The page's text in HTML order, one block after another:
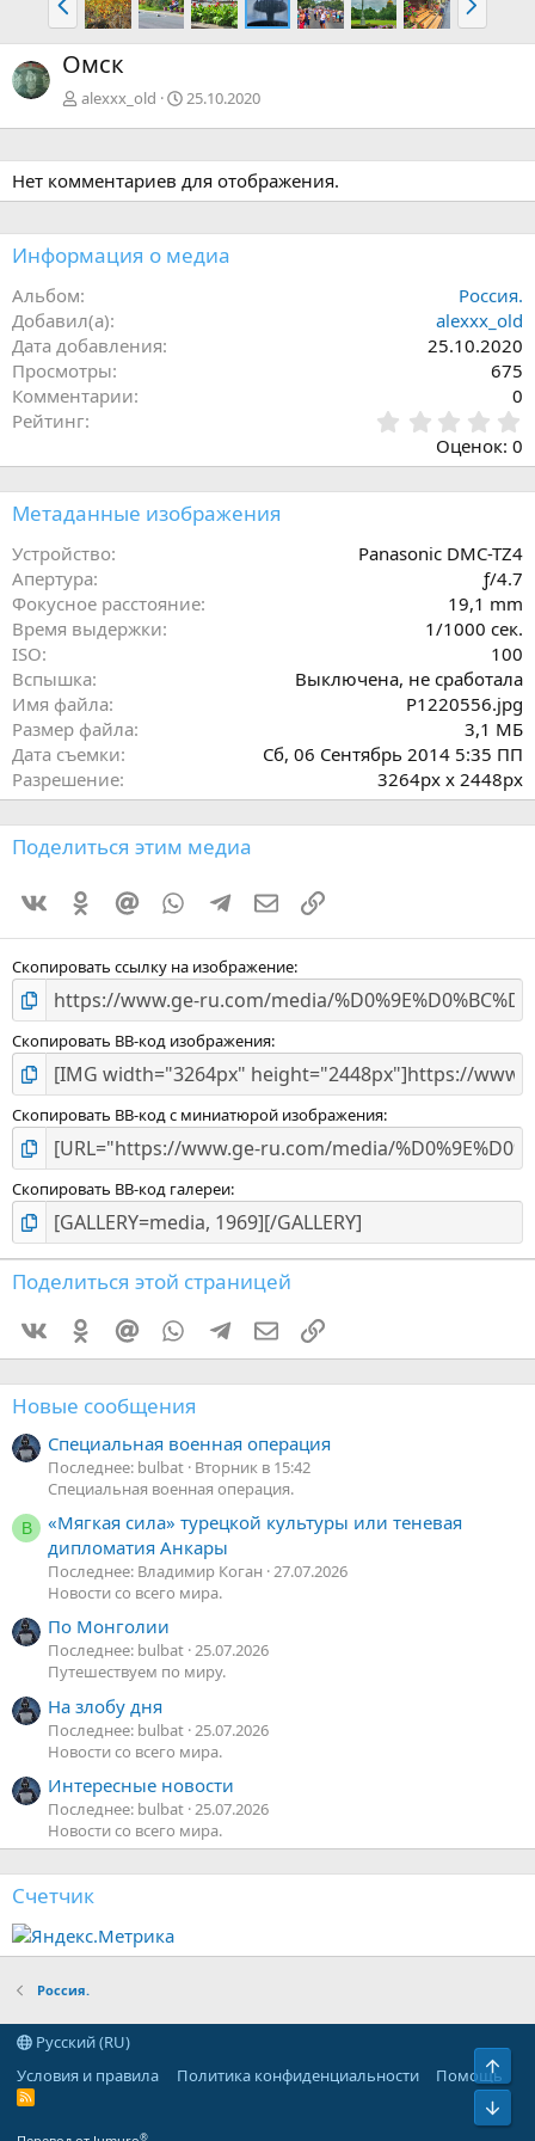
а
з
а
д
п
е
Омск
alexxx_old 25.10.2020
Нет комментариев для отображения.
Информация о медиа
Альбом
Россия.
Добавил(а)
alexxx_old
Дата добавления
25.10.2020
Просмотры
675
Комментарии
0
Рейтинг
0
0
ё
Оценок: 0
Метаданные изображения
Устройство
Panasonic DMC-TZ4
Апертура
ƒ/4.7
Фокусное расстояние
19,1 mm
Время выдержки
1/1000 сек.
ISO
100
Вспышка
Выключена, не сработала
Имя файла
P1220556.jpg
Размер файла
3,1 МБ
Дата съемки
Сб, 06 Сентябрь 2014 5:35 ПП
Разрешение
3264px x 2448px
Поделиться этим медиа
VkontakteOdnoklassniki
Mail.ruWhatsAppTelegramЭлектронная почта
Ссылка
Скопировать ссылку на изображение
Скопировать BB-код изображения
Скопировать BB-код с миниатюрой изображения
Скопировать BB-код галереи
Поделиться этой страницей
VkontakteOdnoklassniki
Mail.ruWhatsAppTelegramЭлектронная почта
Ссылка
Новые сообщения
Специальная военная операция
Последнее: bulbat Вторник в 15:42
Специальная военная операция.
В
«Мягкая сила» турецкой культуры или теневая
дипломатия Анкары
Последнее: Владимир Коган 27.07.2026
Новости со всего мира.
По Монголии
Последнее: bulbat 25.07.2026
Путешествуем по миру.
На злобу дня
Последнее: bulbat 25.07.2026
Новости со всего мира.
Интересные новости
Последнее: bulbat 25.07.2026
Новости со всего мира.
Счетчик
Россия.
Русский (RU)
Условия и правила
Политика конфиденциальности Помощь
R
®